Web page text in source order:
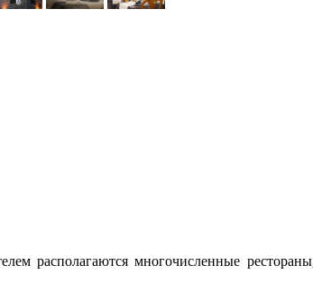
располагаются многочисленные